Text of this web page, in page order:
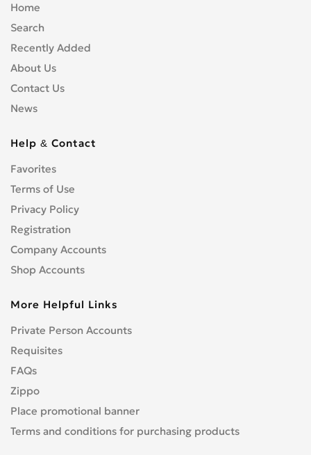
Home
Search
Recently Added
About Us
Contact Us
News
Help & Contact
Favorites
Terms of Use
Privacy Policy
Registration
Company Accounts
Shop Accounts
More Helpful Links
Private Person Accounts
Requisites
FAQs
Zippo
Place promotional banner
Terms and conditions for purchasing products